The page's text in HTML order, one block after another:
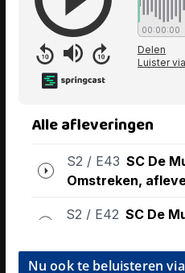
Nu ook te beluisteren via